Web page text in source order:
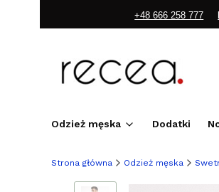
+48 666 258 777
Odzież męska Dodatki
Strona główna Odzież męska